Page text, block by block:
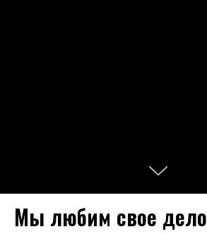
Мы любим свое дело